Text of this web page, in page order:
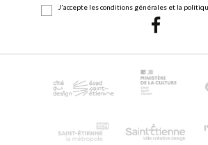
J'accepte les conditions générales et la